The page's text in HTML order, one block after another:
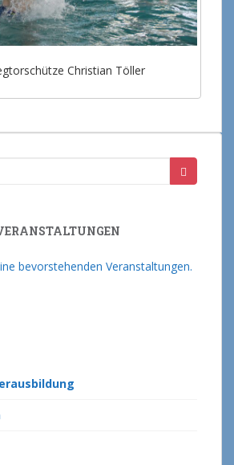
Christian Töller
bevorstehenden Veranstaltungen.